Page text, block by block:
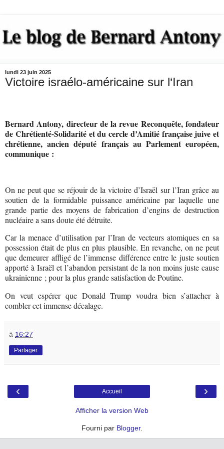
lundi 23 juin 2025
Victoire israélo-américaine sur l‘Iran
Bernard Antony, directeur de la revue Reconquête, fondateur
de Chrétienté-Solidarité et du cercle d’Amitié française juive et
chrétienne, ancien député français au Parlement européen,
communique :
On ne peut que se réjouir de la victoire d’Israël sur l’Iran grâce au
soutien de la formidable puissance américaine par laquelle une
grande partie des moyens de fabrication d’engins de destruction
nucléaire a sans doute été détruite.
Car la menace d’utilisation par l’Iran de vecteurs atomiques en sa
possession était de plus en plus plausible. En revanche, on ne peut
que demeurer affligé de l’immense différence entre le juste soutien
apporté à Israël et l’abandon persistant de la non moins juste cause
ukrainienne ; pour la plus grande satisfaction de Poutine.
On veut espérer que Donald Trump voudra bien s’attacher à
combler cet immense décalage.
à 16:27
Partager
‹ ›
Accueil
Afficher la version Web
Fourni par Blogger.